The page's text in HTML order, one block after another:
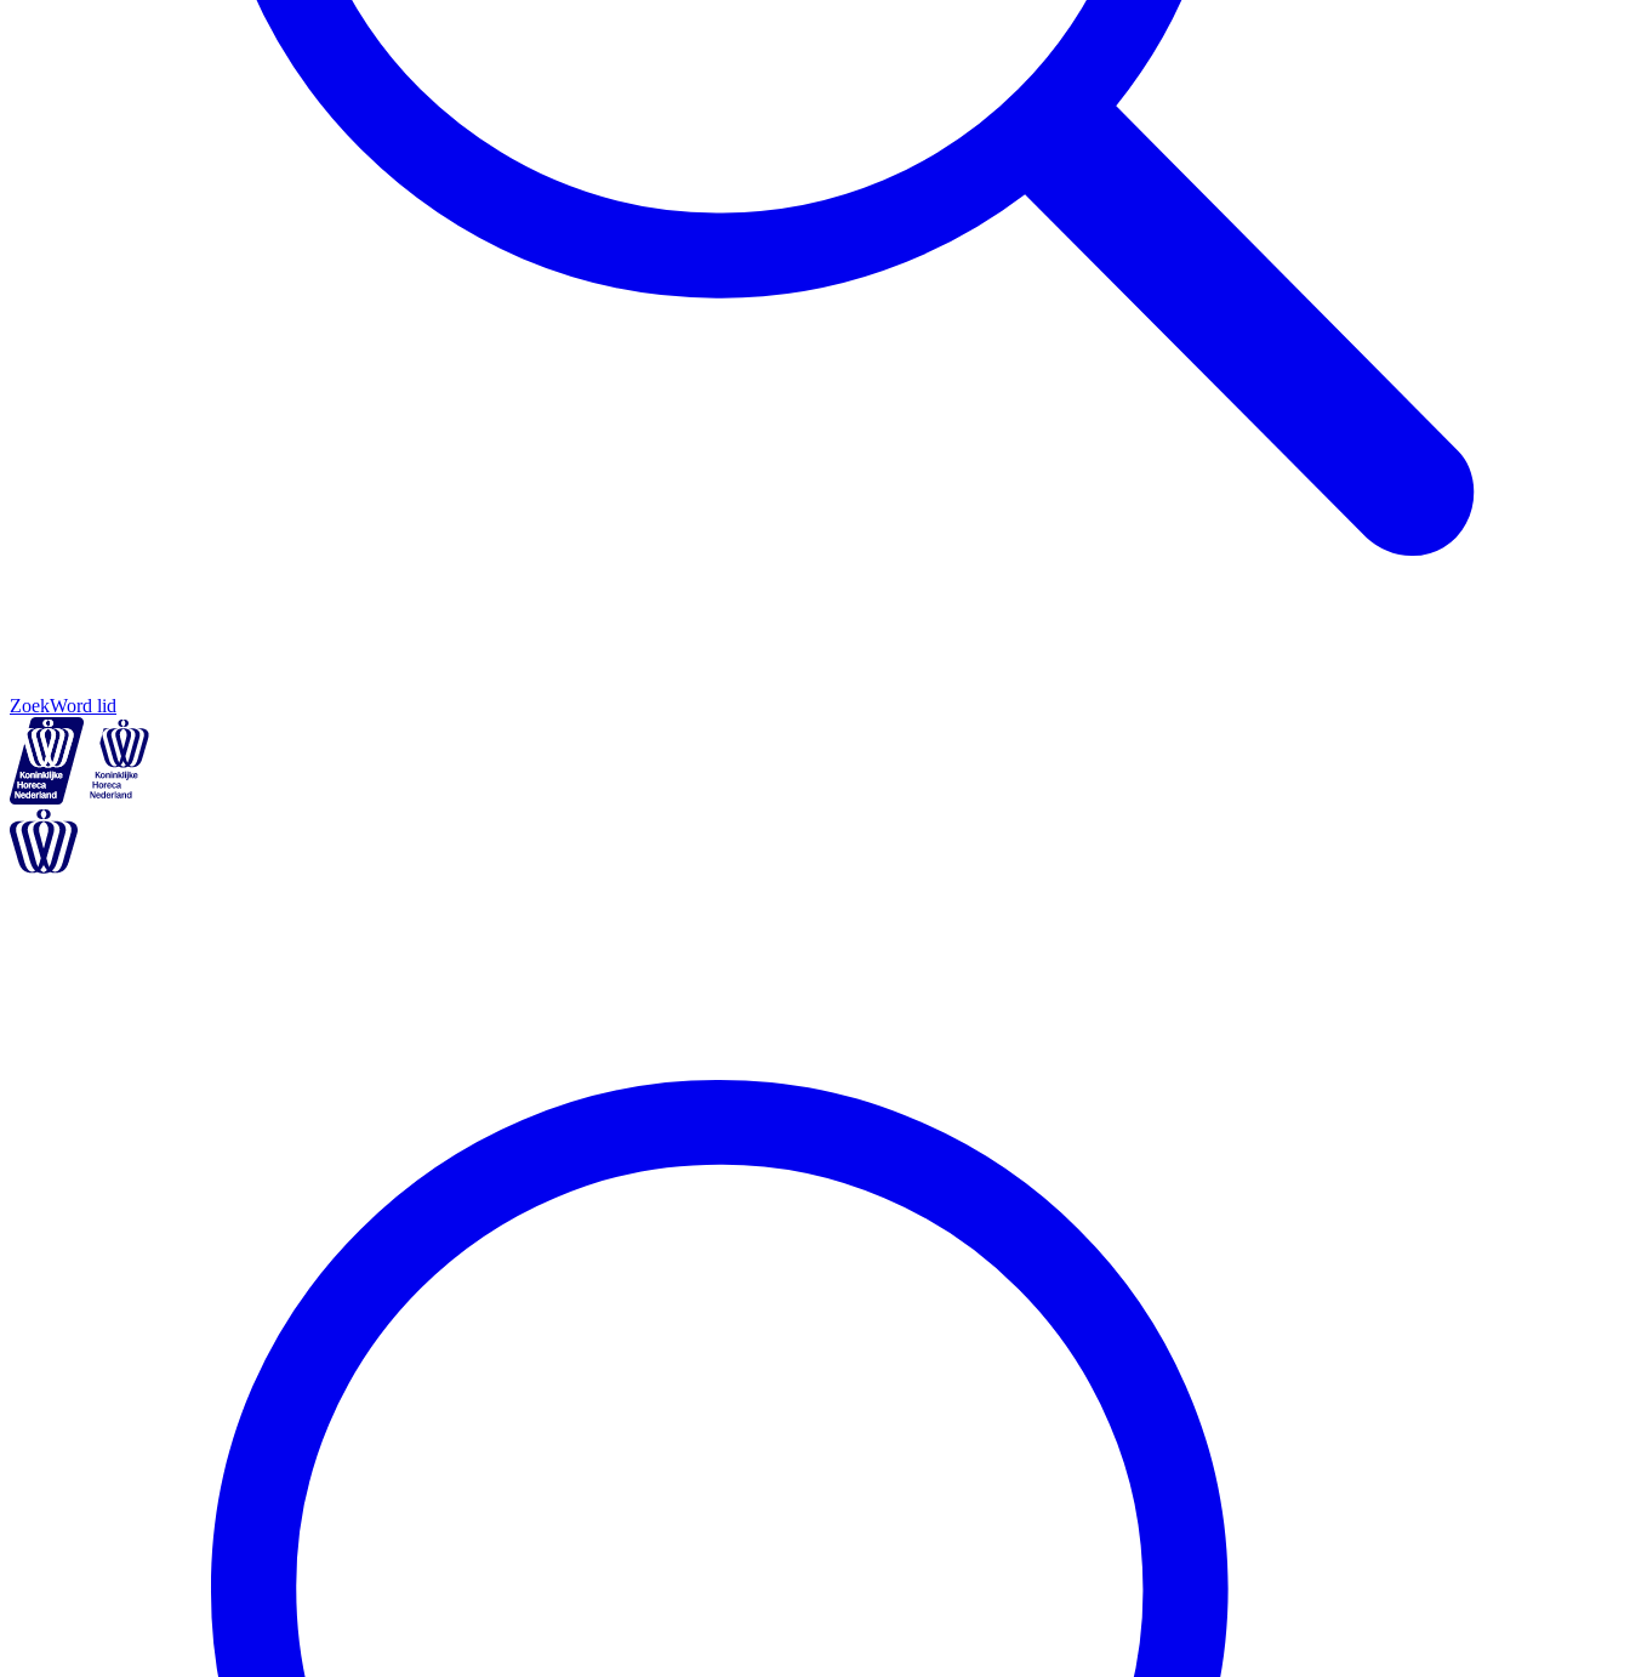
ZoekWord lid